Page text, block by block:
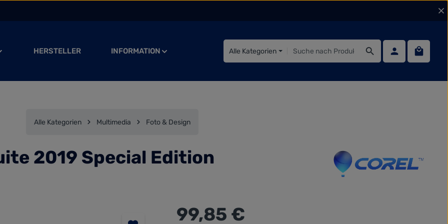
HERSTELLER INFORMATION Alle Kategorien
Alle Kategorien Multimedia Foto & Design
2019 Special Edition
Regulärer Preis:
99,85 €